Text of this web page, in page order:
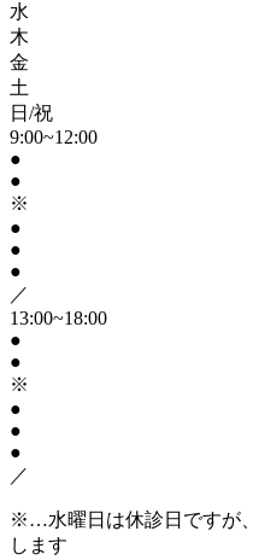
水
木
金
土
日/祝
9:00~12:00
●
●
※
●
●
●
／
13:00~18:00
●
●
※
●
●
●
／
※…水曜日は休診日ですが
します